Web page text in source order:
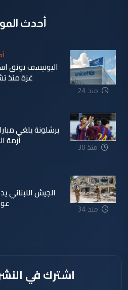
أحدث
منذ 24
غزة منذ
منذ 30
برشلونة يلغي
أزمة
منذ 34
الجيش اللبناني
اشترك في